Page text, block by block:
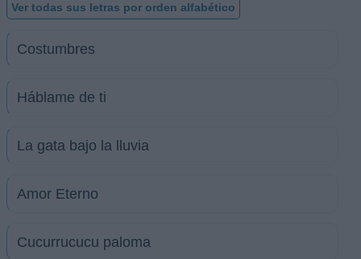
Ver todas sus letras por orden alfabético
Costumbres
Háblame de ti
La gata bajo la lluvia
Amor Eterno
Cucurrucucu paloma